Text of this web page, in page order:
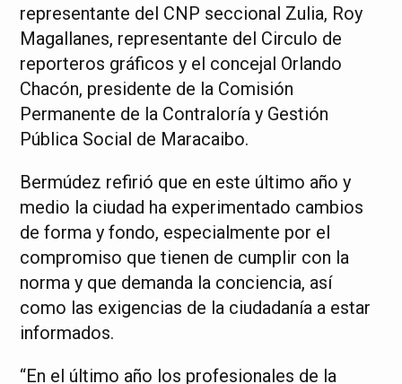
representante del CNP seccional Zulia, Roy
Magallanes, representante del Circulo de
reporteros gráficos y el concejal Orlando
Chacón, presidente de la Comisión
Permanente de la Contraloría y Gestión
Pública Social de Maracaibo.
Bermúdez refirió que en este último año y
medio la ciudad ha experimentado cambios
de forma y fondo, especialmente por el
compromiso que tienen de cumplir con la
norma y que demanda la conciencia, así
como las exigencias de la ciudadanía a estar
informados.
“En el último año los profesionales de la